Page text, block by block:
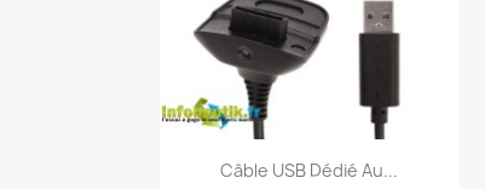
Aperçu rapide
Câble USB Dédié Au...